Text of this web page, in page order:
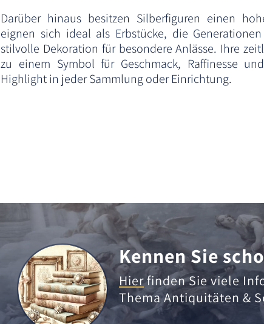
Darüber hinaus besitzen Silberfiguren einen
eignen sich ideal als Erbstücke, die
stilvolle Dekoration für besondere Anlässe. Ihre
zu einem Symbol für Geschmack, Raffinesse
Highlight in jeder Sammlung oder Einrichtung.
Kennen Sie
Hierfinden Sie viele
Thema Antiquitäten &